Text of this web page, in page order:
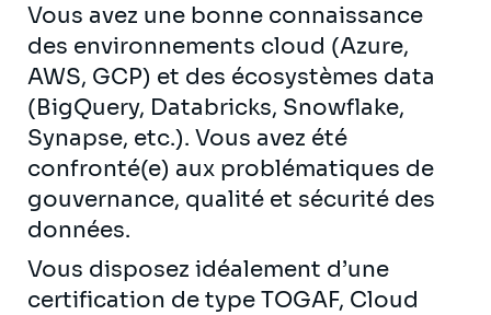
Vous avez une bonne connaissance
des environnements cloud (Azure,
AWS, GCP) et des écosystèmes data
(BigQuery, Databricks, Snowflake,
Synapse, etc.). Vous avez été
confronté(e) aux problématiques de
gouvernance, qualité et sécurité des
données.
Vous disposez idéalement d’une
certification de type TOGAF, Cloud